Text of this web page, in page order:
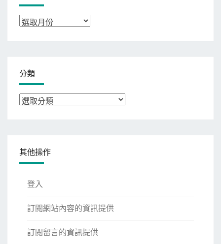
彙
分類
分
其他操作
登入
訂閱網站內容的資訊提供
訂閱留言的資訊提供